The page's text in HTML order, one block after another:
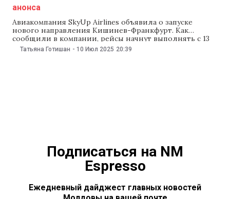
анонса
Авиакомпания SkyUp Airlines объявила о запуске
нового направления Кишинев-Франкфурт. Как
сообщили в компании, рейсы начнут выполнять с 13
октября, дважды в неделю, по понедельникам и
Татьяна Готишан - 10 Июл 2025 20:39
Подписаться на NM
Espresso
Ежедневный дайджест главных новостей